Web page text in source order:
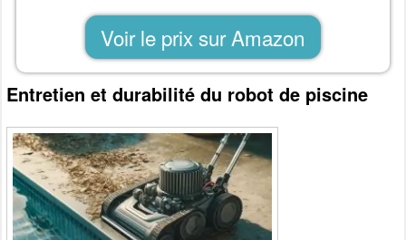
Voir le prix sur Amazon
Entretien et durabilité du robot de piscine